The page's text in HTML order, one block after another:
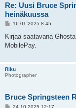
Re: Uusi Bruce
heinäkuussa
V
e
s
t
16.01.2025 8:45
Kirjaa saatavana
MobilePay.
Riku
Photographer
Bruce Springsteen
V24.10.2025 12:17